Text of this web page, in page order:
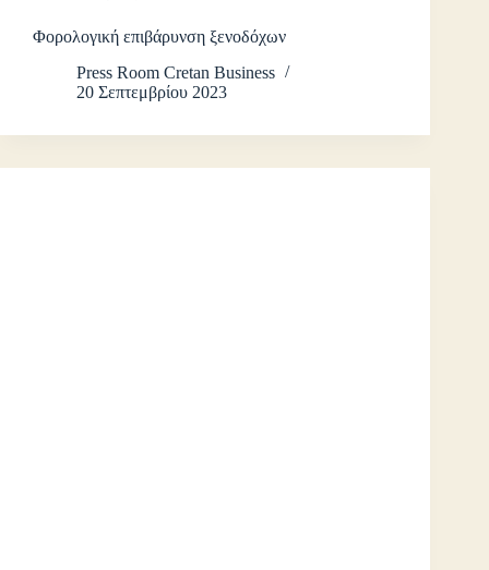
Φορολογική επιβάρυνση ξενοδόχων
Press Room Cretan Business
20 Σεπτεμβρίου 2023